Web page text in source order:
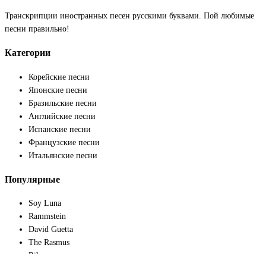
Транскрипции иностранных песен русскими буквами. Пой любимые
песни правильно!
Категории
Корейские песни
Японские песни
Бразильские песни
Английские песни
Испанские песни
Французские песни
Итальянские песни
Популярные
Soy Luna
Rammstein
David Guetta
The Rasmus